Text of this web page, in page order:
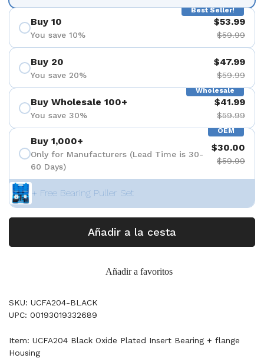
Best Seller!
Buy 10
You save 10%
$53.99
$59.99
Buy 20
You save 20%
$47.99
$59.99
Wholesale
Buy Wholesale 100+
You save 30%
$41.99
$59.99
OEM
Buy 1,000+
Only for Manufacturers (Lead Time is 30-
60 Days)
$30.00
$59.99
+ Free Bearing Puller Set
Añadir a la cesta
Añadir a favoritos
SKU: UCFA204-BLACK
UPC: 00193019332689
Item: UCFA204 Black Oxide Plated Insert Bearing + flange
Housing